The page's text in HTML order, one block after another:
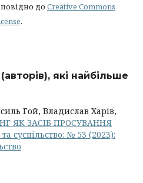
до Creative Commons
.
які найбільше
Гой, Владислав Харів,
ЯК ЗАСІБ ПРОСУВАННЯ
суспільство: № 53 (2023):